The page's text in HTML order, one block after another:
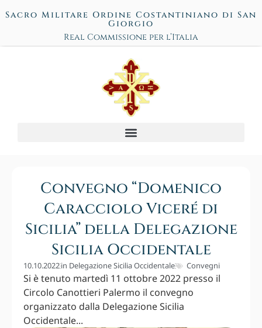
Sacro Militare Ordine Costantiniano di San
Giorgio
Real Commissione per l’Italia
Convegno “Domenico
Caracciolo Viceré di
Sicilia” della Delegazione
Sicilia Occidentale
10.10.2022in Delegazione Sicilia Occidentale Convegni
Si è tenuto martedì 11 ottobre 2022 presso il
Circolo Canottieri Palermo il convegno
organizzato dalla Delegazione Sicilia
Occidentale...